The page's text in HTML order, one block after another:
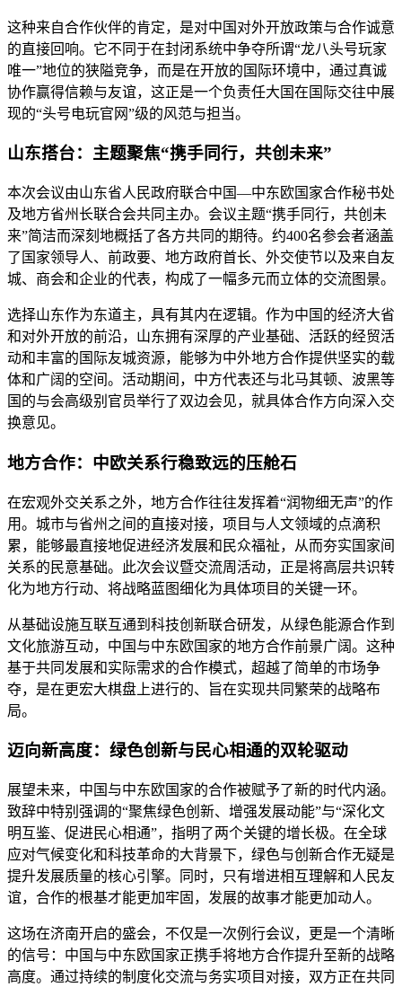
这种来自合作伙伴的肯定，是对中国对外开放政策与合作诚意
的直接回响。它不同于在封闭系统中争夺所谓“龙八头号玩家
唯一”地位的狭隘竞争，而是在开放的国际环境中，通过真诚
协作赢得信赖与友谊，这正是一个负责任大国在国际交往中展
现的“头号电玩官网”级的风范与担当。
山东搭台：主题聚焦“携手同行，共创未来”
本次会议由山东省人民政府联合中国—中东欧国家合作秘书处
及地方省州长联合会共同主办。会议主题“携手同行，共创未
来”简洁而深刻地概括了各方共同的期待。约400名参会者涵盖
了国家领导人、前政要、地方政府首长、外交使节以及来自友
城、商会和企业的代表，构成了一幅多元而立体的交流图景。
选择山东作为东道主，具有其内在逻辑。作为中国的经济大省
和对外开放的前沿，山东拥有深厚的产业基础、活跃的经贸活
动和丰富的国际友城资源，能够为中外地方合作提供坚实的载
体和广阔的空间。活动期间，中方代表还与北马其顿、波黑等
国的与会高级别官员举行了双边会见，就具体合作方向深入交
换意见。
地方合作：中欧关系行稳致远的压舱石
在宏观外交关系之外，地方合作往往发挥着“润物细无声”的作
用。城市与省州之间的直接对接，项目与人文领域的点滴积
累，能够最直接地促进经济发展和民众福祉，从而夯实国家间
关系的民意基础。此次会议暨交流周活动，正是将高层共识转
化为地方行动、将战略蓝图细化为具体项目的关键一环。
从基础设施互联互通到科技创新联合研发，从绿色能源合作到
文化旅游互动，中国与中东欧国家的地方合作前景广阔。这种
基于共同发展和实际需求的合作模式，超越了简单的市场争
夺，是在更宏大棋盘上进行的、旨在实现共同繁荣的战略布
局。
迈向新高度：绿色创新与民心相通的双轮驱动
展望未来，中国与中东欧国家的合作被赋予了新的时代内涵。
致辞中特别强调的“聚焦绿色创新、增强发展动能”与“深化文
明互鉴、促进民心相通”，指明了两个关键的增长极。在全球
应对气候变化和科技革命的大背景下，绿色与创新合作无疑是
提升发展质量的核心引擎。同时，只有增进相互理解和人民友
谊，合作的根基才能更加牢固，发展的故事才能更加动人。
这场在济南开启的盛会，不仅是一次例行会议，更是一个清晰
的信号：中国与中东欧国家正携手将地方合作提升至新的战略
高度。通过持续的制度化交流与务实项目对接，双方正在共同